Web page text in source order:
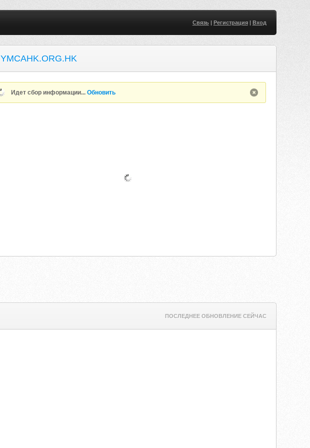
Связь| Регистрация| Вход
YMCAHK.ORG.HK
Идет сбор информации...Обновить
ПОСЛЕДНЕЕ ОБНОВЛЕНИЕ СЕЙЧАС